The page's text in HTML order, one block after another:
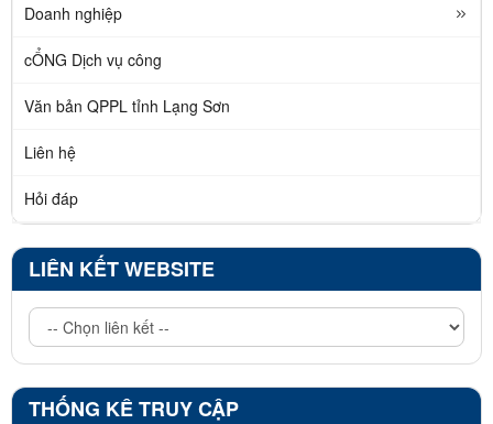
Doanh nghiệp
cỔNG Dịch vụ công
Văn bản QPPL tỉnh Lạng Sơn
Liên hệ
Hỏi đáp
LIÊN KẾT WEBSITE
THỐNG KÊ TRUY CẬP